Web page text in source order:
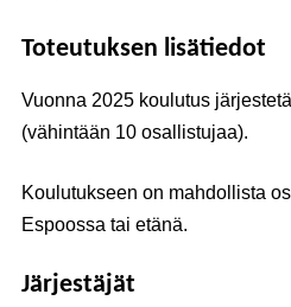
Toteutuksen lisätiedot
Vuonna 2025 koulutus
(vähintään 10 osallistujaa).
Koulutukseen on mahdollista
Espoossa tai etänä.
Järjestäjät